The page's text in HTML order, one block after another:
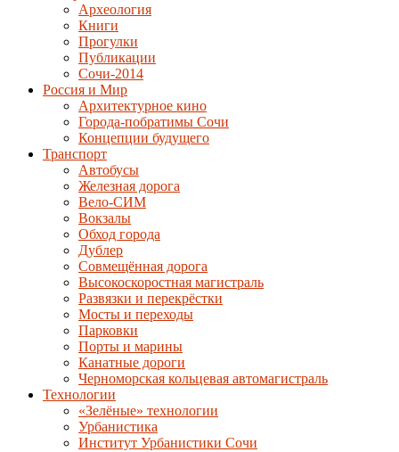
Археология
Книги
Прогулки
Публикации
Сочи-2014
Россия и Мир
Архитектурное кино
Города-побратимы Сочи
Концепции будущего
Транспорт
Автобусы
Железная дорога
Вело-СИМ
Вокзалы
Обход города
Дублер
Совмещённая дорога
Высокоскоростная магистраль
Развязки и перекрёстки
Мосты и переходы
Парковки
Порты и марины
Канатные дороги
Черноморская кольцевая автомагистраль
Технологии
«Зелёные» технологии
Урбанистика
Институт Урбанистики Сочи